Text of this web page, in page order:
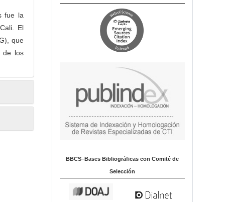
fue la
El
que
de los
a
BBCS–Bases Bibliográficas con Comité de
Selección